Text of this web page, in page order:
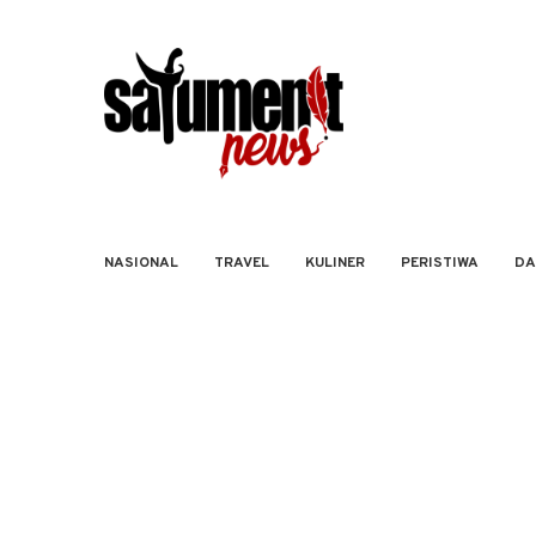
NASIONAL TRAVEL KULINER PERISTIWA